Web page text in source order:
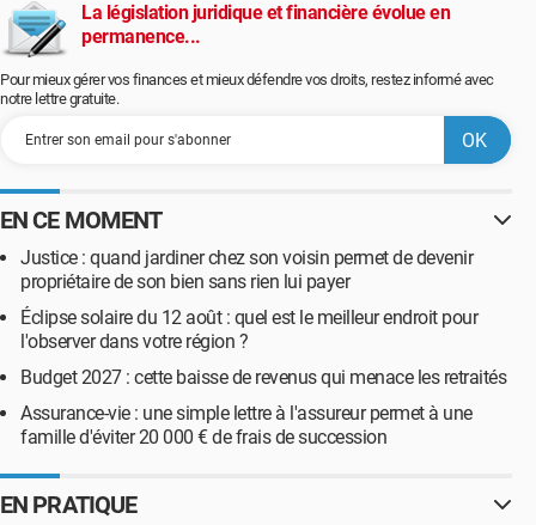
La législation juridique et financière évolue en
permanence...
Pour mieux gérer vos finances et mieux défendre vos droits, restez informé avec
notre lettre gratuite.
EN CE MOMENT
Justice : quand jardiner chez son voisin permet de devenir
propriétaire de son bien sans rien lui payer
Éclipse solaire du 12 août : quel est le meilleur endroit pour
l'observer dans votre région ?
Budget 2027 : cette baisse de revenus qui menace les retraités
Assurance-vie : une simple lettre à l'assureur permet à une
famille d'éviter 20 000 € de frais de succession
EN PRATIQUE